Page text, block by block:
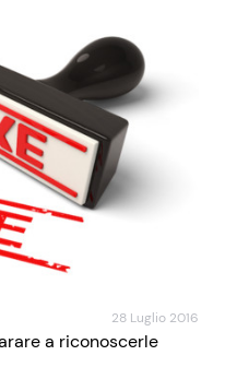
28 Luglio 2016
a riconoscerle